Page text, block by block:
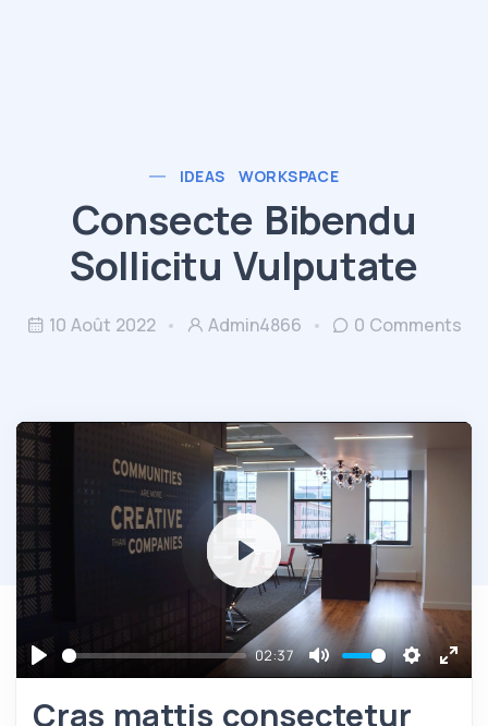
IDEAS WORKSPACE
Consecte Bibendu
Sollicitu Vulputate
10 Août 2022 Admin4866 0 Comments
Play
02:37
Mute Settings
Play
Cras mattis consectetur